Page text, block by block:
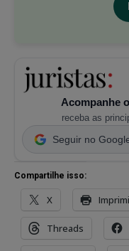
Acompanhe
receba as
Seguir no
Compartilhe isso:
X
Threads